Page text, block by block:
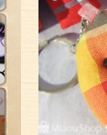
猫キャラ小物
日本和雑貨